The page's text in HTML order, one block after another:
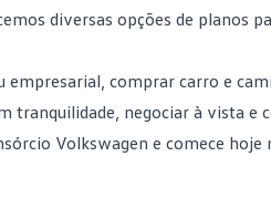
diversas opções de planos
empresarial, comprar carro e
tranquilidade, negociar à vista e
Volkswagen e comece hoje